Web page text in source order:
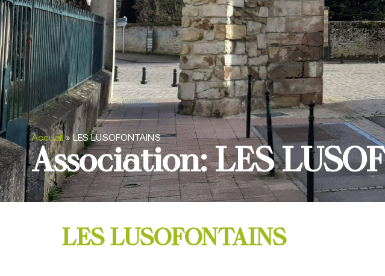
Accueil»LES LUSOFONTAINS
Association: LES
LES LUSOFONTAINS